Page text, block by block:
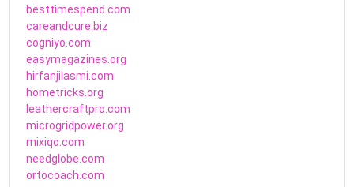
besttimespend.com
careandcure.biz
cogniyo.com
easymagazines.org
hirfanjilasmi.com
hometricks.org
leathercraftpro.com
microgridpower.org
mixiqo.com
needglobe.com
ortocoach.com